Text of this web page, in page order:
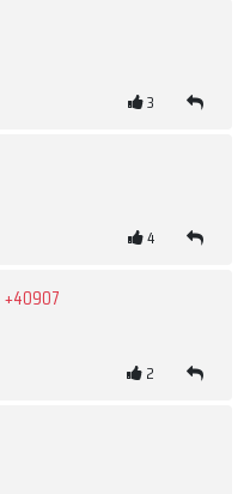
3
4
+40907
2